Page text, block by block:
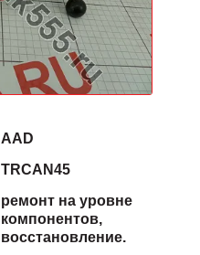
AAD
TRCAN45
ремонт на уровне
компонентов,
восстановление.